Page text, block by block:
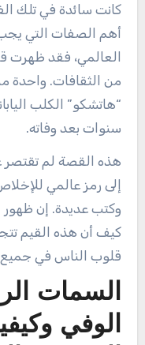
كانت سائدة في تلك
أهم الصفات التي يجب
العالمي، فقد ظهرت
من الثقافات.
“هاتشكو” الكلب
سنوات بعد وفاته.
هذه القصة لم تقتصر
إلى رمز عالمي
وكتب عديدة. إن
كيف أن هذه القيم
قلوب الناس في جميع
السمات
الوفي